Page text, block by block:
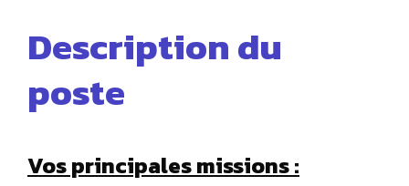
Description du
poste
Vos principales missions :